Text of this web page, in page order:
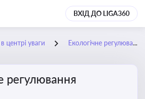
ВХІД ДО LIGA360
центрі уваги Екологічне регулювання
регулювання